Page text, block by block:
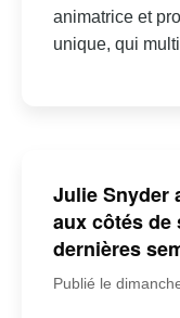
animatrice et
unique, qui
Julie Snyder
aux côtés de
dernières
Publié le